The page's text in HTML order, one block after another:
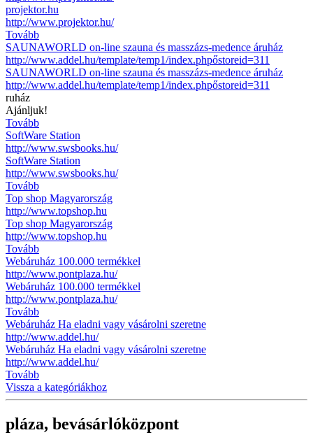
projektor.hu
http://www.projektor.hu/
Tovább
SAUNAWORLD on-line szauna és masszázs-medence áruház
http://www.addel.hu/template/temp1/index.phpőstoreid=311
SAUNAWORLD on-line szauna és masszázs-medence áruház
http://www.addel.hu/template/temp1/index.phpőstoreid=311
ruház
Ajánljuk!
Tovább
SoftWare Station
http://www.swsbooks.hu/
SoftWare Station
http://www.swsbooks.hu/
Tovább
Top shop Magyarország
http://www.topshop.hu
Top shop Magyarország
http://www.topshop.hu
Tovább
Webáruház 100.000 termékkel
http://www.pontplaza.hu/
Webáruház 100.000 termékkel
http://www.pontplaza.hu/
Tovább
Webáruház Ha eladni vagy vásárolni szeretne
http://www.addel.hu/
Webáruház Ha eladni vagy vásárolni szeretne
http://www.addel.hu/
Tovább
Vissza a kategóriákhoz
pláza, bevásárlóközpont